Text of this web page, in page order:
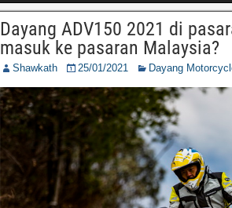
Dayang ADV150 2021 di
masuk ke pasaran Malaysia?
Shawkath 25/01/2021 Dayang